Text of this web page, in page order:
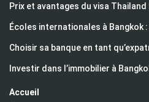
Prix et avantages du visa Thailand
Écoles internationales à Bangkok
Choisir sa banque en tant
Investir dans l’immobilier à
Accueil